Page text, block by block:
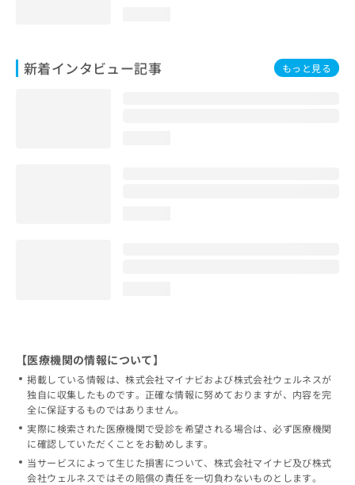
新着インタビュー記事 もっと見る
【医療機関の情報について】
掲載している情報は、株式会社マイナビおよび株式会社ウェルネスが
独自に収集したものです。正確な情報に努めておりますが、内容を完
全に保証するものではありません。
実際に検索された医療機関で受診を希望される場合は、必ず医療機関
に確認していただくことをお勧めします。
当サービスによって生じた損害について、株式会社マイナビ及び株式
会社ウェルネスではその賠償の責任を一切負わないものとします。